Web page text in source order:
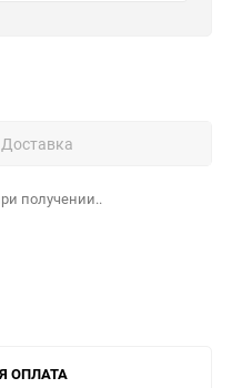
Доставка
получении..
ОПЛАТА